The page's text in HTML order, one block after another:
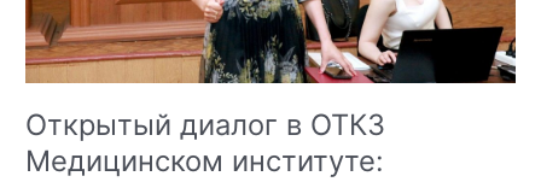
Открытый диалог в ОТКЗ
Медицинском институте: